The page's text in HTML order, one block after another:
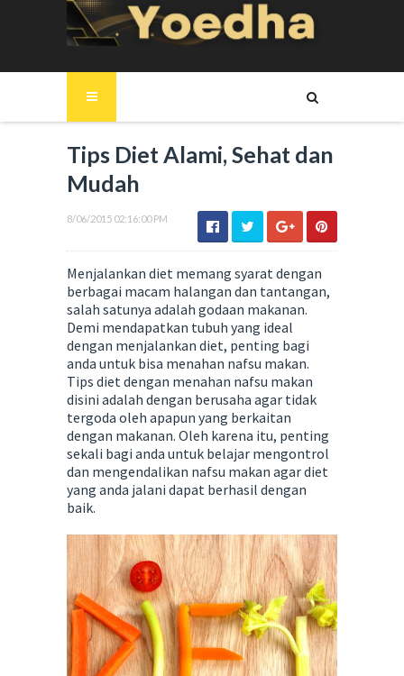
Tips Diet Alami, Sehat dan
Mudah
8/06/2015 02:16:00 PM
Menjalankan diet memang syarat dengan
berbagai macam halangan dan tantangan,
salah satunya adalah godaan makanan.
Demi mendapatkan tubuh yang ideal
dengan menjalankan diet, penting bagi
anda untuk bisa menahan nafsu makan.
Tips diet dengan menahan nafsu makan
disini adalah dengan berusaha agar tidak
tergoda oleh apapun yang berkaitan
dengan makanan. Oleh karena itu, penting
sekali bagi anda untuk belajar mengontrol
dan mengendalikan nafsu makan agar diet
yang anda jalani dapat berhasil dengan
baik.